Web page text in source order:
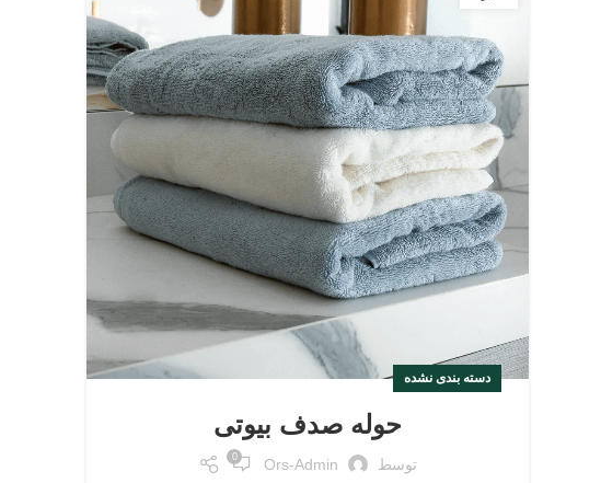
دسته بندی نشده
حوله صدف بیوتی
توسط Ors-Admin
0